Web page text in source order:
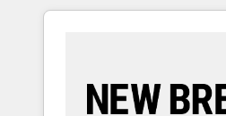
HubSpotアワード受賞・
AI活用に関するご相談、現
ど、構想段階からお気軽に
Success Media (Paid
by Globalia’s technical